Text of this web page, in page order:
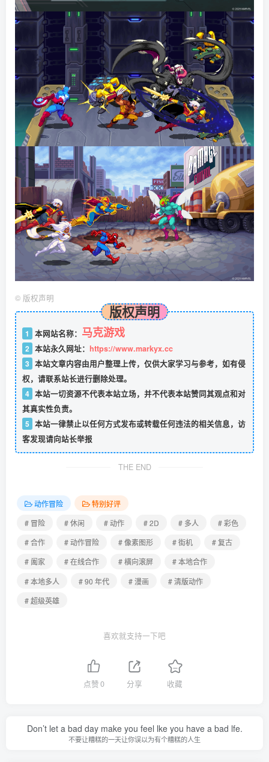
© 版权声明
版权声明
1 本网站名称： 马克游戏
2 本站永久网址： https://www.markyx.cc
3 本站文章内容由用户整理上传，仅供大家学习与参考，如有侵
权，请联系站长进行删除处理。
4 本站一切资源不代表本站立场，并不代表本站赞同其观点和对
其真实性负责。
5 本站一律禁止以任何方式发布或转载任何违法的相关信息，访
客发现请向站长举报
THE END
动作冒险
特别好评
# 冒险
# 休闲 # 动作 # 2D # 多人
# 彩色
# 合作
# 动作冒险 # 像素图形 # 街机
# 复古
# 阖家
# 在线合作 # 横向滚屏
# 本地合作
# 本地多人
# 90 年代 # 漫画
# 清版动作
# 超级英雄
喜欢就支持一下吧
点赞0 分享 收藏
Don’t let a bad day make you feel lke you have a bad lfe.
不要让糟糕的一天让你误以为有个糟糕的人生